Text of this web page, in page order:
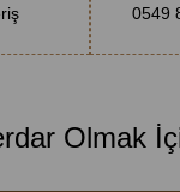
0549
Olmak